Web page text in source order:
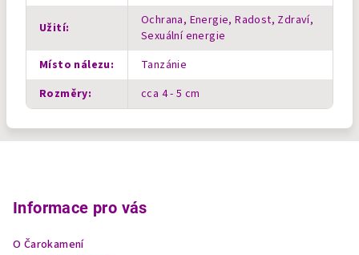
Užití:
Ochrana, Energie, Radost, Zdraví,
Sexuální energie
Místo nálezu:
Tanzánie
Rozměry: cca 4 - 5 cm
Informace pro vás
O Čarokamení